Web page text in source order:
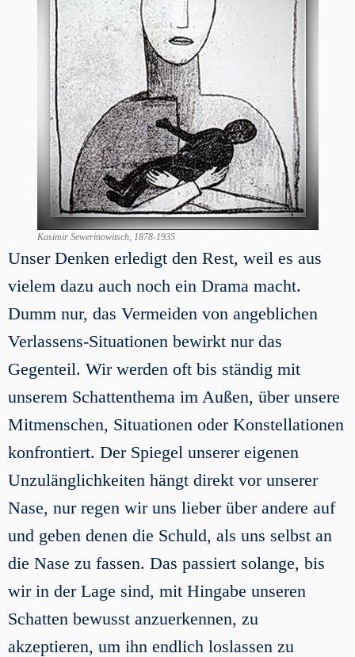
Kasimir Sewerinowitsch, 1878-1935
Unser Denken erledigt den Rest, weil es aus
vielem dazu auch noch ein Drama macht.
Dumm nur, das Vermeiden von angeblichen
Verlassens-Situationen bewirkt nur das
Gegenteil. Wir werden oft bis ständig mit
unserem Schattenthema im Außen, über unsere
Mitmenschen, Situationen oder Konstellationen
konfrontiert. Der Spiegel unserer eigenen
Unzulänglichkeiten hängt direkt vor unserer
Nase, nur regen wir uns lieber über andere auf
und geben denen die Schuld, als uns selbst an
die Nase zu fassen. Das passiert solange, bis
wir in der Lage sind, mit Hingabe unseren
Schatten bewusst anzuerkennen, zu
akzeptieren, um ihn endlich loslassen zu